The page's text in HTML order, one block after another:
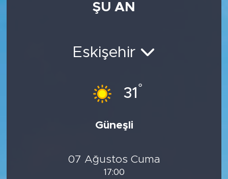
ŞU AN
Eskişehir
31 °
Güneşli
07 Ağustos Cuma
17:00